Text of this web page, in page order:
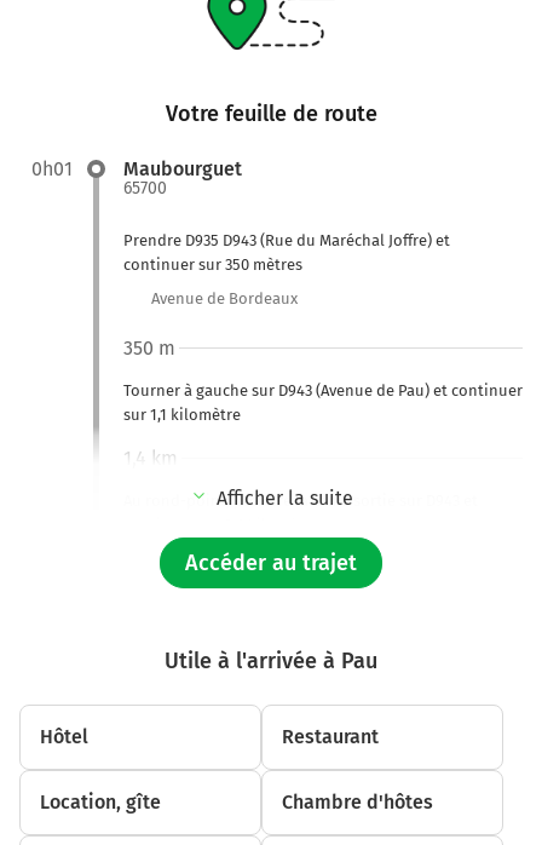
Votre feuille de route
0h01 Maubourguet
65700
Prendre D935 D943 (Rue du Maréchal Joffre) et
continuer sur 350 mètres
Avenue de Bordeaux
Tourner à gauche sur D943 (Avenue de Pau) et continuer
sur 1,1 kilomètre
350 m
Au rond-point, prendre la 2ème sortie sur D943 et
1,4 km
5,1 km
Tourner légèrement à droite sur Cami Dou Luc et
8,6 km
Afficher la suite
Accéder au trajet
Utile à l'arrivée à Pau
Hôtel Restaurant
Location, gîte Chambre d'hôtes